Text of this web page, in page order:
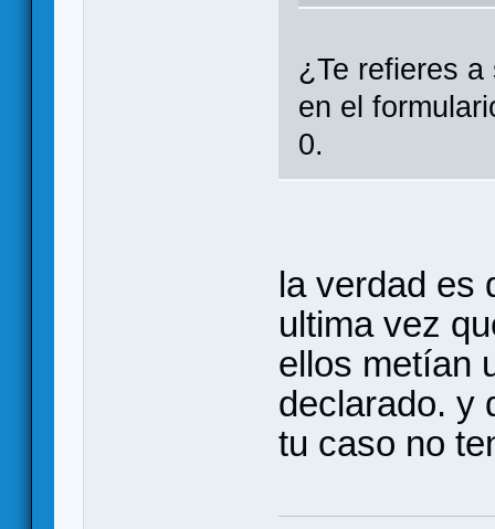
¿Te refieres
en el
0.
la verdad es
ultima vez
ellos metían
declarado. y
tu caso no